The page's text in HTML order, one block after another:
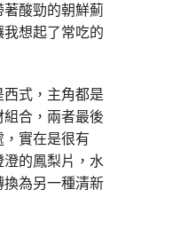
酸勁的朝鮮薊
想起了常吃的
式，主角都是
合，兩者最後
實在是很有
的鳳梨片，水
為另一種清新